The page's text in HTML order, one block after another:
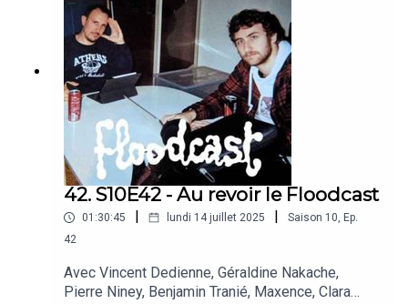
42. S10E42 - Au revoir le Floodcast
01:30:45 lundi 14 juillet 2025 Saison 10, Ep.
42
Avec Vincent Dedienne, Géraldine Nakache,
Pierre Niney, Benjamin Tranié, Maxence, Clara